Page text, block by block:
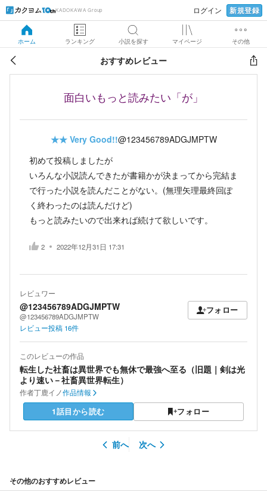
KADOKAWA Group ログイン 新規登録
ホーム ランキング 小説を探す マイページ その他
おすすめレビュー
面白いもっと読みたい「が」
★★ Very Good!!@123456789ADGJMPTW
初めて投稿しましたが
いろんな小説読んできたが書籍かが決まってから完結ま
で行った小説を読んだことがない。(無理矢理最終回ぽ
く終わったのは読んだけど)
もっと読みたいので出来れば続けて欲しいです。
2 2022年12月31日 17:31
レビュワー
@123456789ADGJMPTW
@123456789ADGJMPTW
フォロー
レビュー投稿 16件
このレビューの作品
転生した社畜は異世界でも無休で最強へ至る（旧題｜剣は光
より速い－社畜異世界転生）
作者丁鹿イノ作品情報
1話目から読む フォロー
前へ 次へ
その他のおすすめレビュー